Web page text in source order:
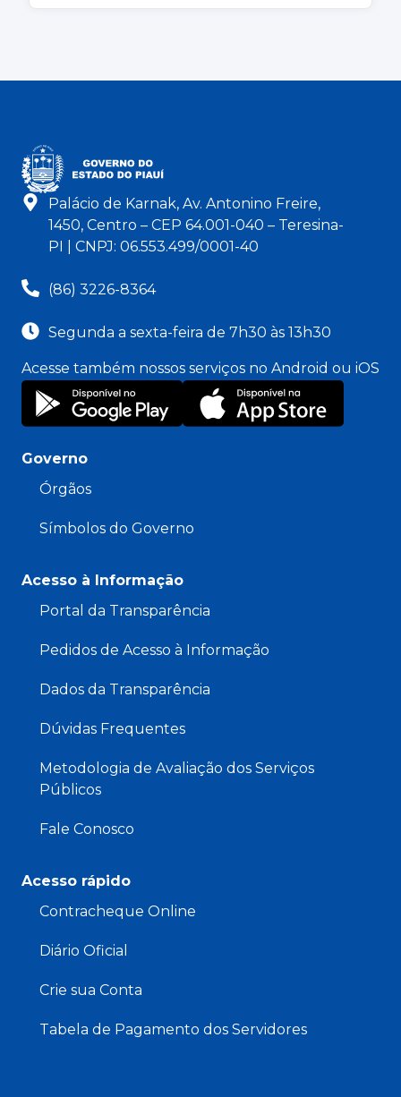
Palácio de Karnak, Av. Antonino Freire,
1450, Centro – CEP 64.001-040 – Teresina-
PI | CNPJ: 06.553.499/0001-40
(86) 3226-8364
Segunda a sexta-feira de 7h30 às 13h30
Acesse também nossos serviços no Android ou iOS
Governo
Órgãos
Símbolos do Governo
Acesso à Informação
Portal da Transparência
Pedidos de Acesso à Informação
Dados da Transparência
Dúvidas Frequentes
Metodologia de Avaliação dos Serviços
Públicos
Fale Conosco
Acesso rápido
Contracheque Online
Diário Oficial
Crie sua Conta
Tabela de Pagamento dos Servidores